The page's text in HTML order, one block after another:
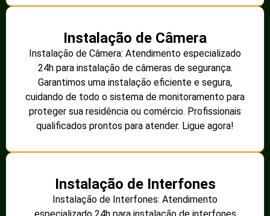
Instalação de Câmera
Instalação de Câmera: Atendimento especializado
24h para instalação de câmeras de segurança.
Garantimos uma instalação eficiente e segura,
cuidando de todo o sistema de monitoramento para
proteger sua residência ou comércio. Profissionais
qualificados prontos para atender. Ligue agora!
Instalação de Interfones
Instalação de Interfones: Atendimento